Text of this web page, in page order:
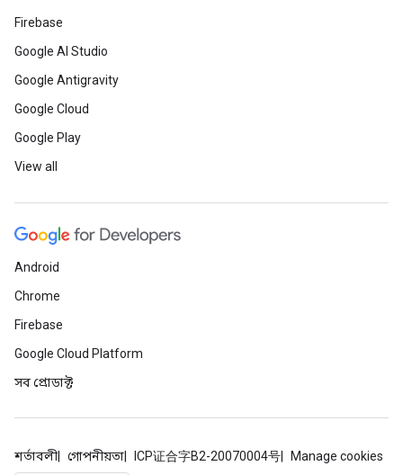
Firebase
Google AI Studio
Google Antigravity
Google Cloud
Google Play
View all
Android
Chrome
Firebase
Google Cloud Platform
সব প্রোডাক্ট
শর্তাবলী গোপনীয়তা ICP证合字B2-20070004号 Manage cookies